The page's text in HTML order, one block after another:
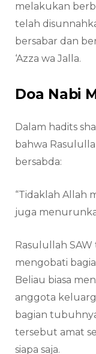
melakukan
telah
bersabar dan
‘Azza wa Jalla.
Doa Nabi
Dalam hadits
bahwa
bersabda:
“Tidaklah Allah
juga
Rasulullah
mengobati
Beliau biasa
anggota
bagian
tersebut amat
siapa saja.